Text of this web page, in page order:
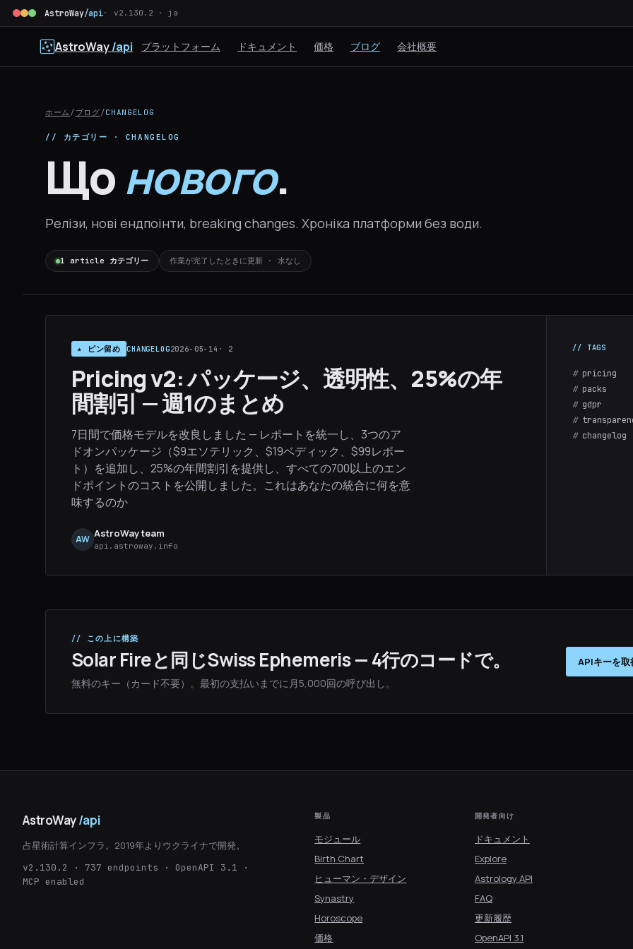
AstroWay/api v2.130.2 · ja
AstroWay/api プラットフォーム ドキュメント 価格 ブログ 会社概要
ホーム / ブログ/CHANGELOG
// カテゴリー · CHANGELOG
Щонового.
Релізи, нові ендпоінти, breaking changes. Хроніка платформи без води.
1 article カテゴリー 作業が完了したときに更新 · 水なし
★ ピン留め CHANGELOG2026-05-14 · 2
Pricing v2: パッケージ、透明性、25%の年
間割引 — 週1のまとめ
7日間で価格モデルを改良しました — レポートを統一し、3つのア
ドオンパッケージ（$9エソテリック、$19ベディック、$99レポー
ト）を追加し、25%の年間割引を提供し、すべての700以上のエン
ドポイントのコストを公開しました。これはあなたの統合に何を意
味するのか
AW AstroWay team
api.astroway.info
#pricing
#packs
#gdpr
#
#changelog
// この上に構築
Solar Fireと同じSwiss Ephemeris — 4行のコードで。
無料のキー（カード不要）。最初の支払いまでに月5,000回の呼び出し。
APIキーを
AstroWay/api
占星術計算インフラ。2019年よりウクライナで開発。
v2.130.2 · 737 endpoints · OpenAPI 3.1 ·
MCP enabled
製品
モジュール
Birth Chart
ヒューマン・デザイン
Synastry
Horoscope
価格
開発者向け
ドキュメント
Explore
Astrology API
FAQ
更新履歴
OpenAPI 3.1